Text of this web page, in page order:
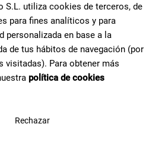
S.L. utiliza cookies de terceros, de
para fines analíticos y para
personalizada en base a la
de tus hábitos de navegación (por
visitadas). Para obtener más
política de cookies
Rechazar